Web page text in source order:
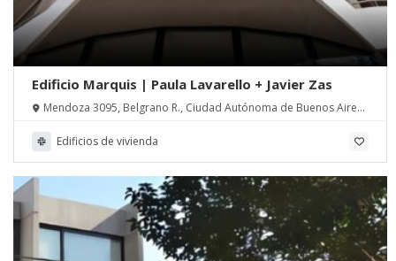
Edificio Marquis | Paula Lavarello + Javier Zas
Mendoza 3095, Belgrano R., Ciudad Autónoma de Buenos Aires,
Edificios de vivienda